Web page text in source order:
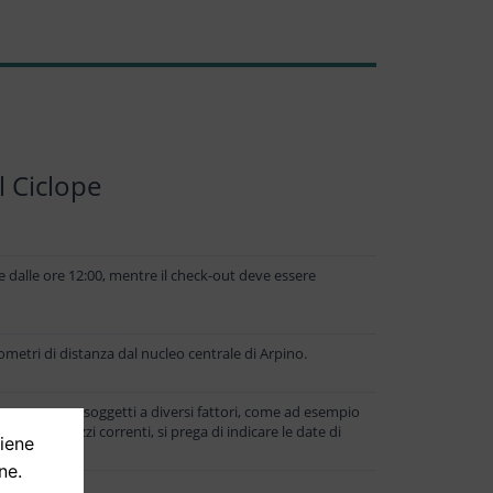
ore 12:00, mentre il check-out deve essere
di distanza dal nucleo centrale di Arpino.
essere soggetti a diversi fattori, come ad esempio
i prezzi correnti, si prega di indicare le date di